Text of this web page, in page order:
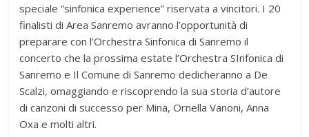
speciale “sinfonica experience” riservata a vincitori. I 20
finalisti di Area Sanremo avranno l’opportunità di
preparare con l’Orchestra Sinfonica di Sanremo il
concerto che la prossima estate l’Orchestra SInfonica di
Sanremo e Il Comune di Sanremo dedicheranno a De
Scalzi, omaggiando e riscoprendo la sua storia d’autore
di canzoni di successo per Mina, Ornella Vanoni, Anna
Oxa e molti altri.